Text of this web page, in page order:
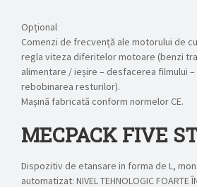
Opțional
Comenzi de frecvență ale motorului de
regla viteza diferitelor motoare (benzi
alimentare / ieșire – desfacerea filmului
rebobinarea resturilor).
Mașină fabricată conform normelor CE.
MECPACK FIVE
Dispozitiv de etansare in forma de L,
automatizat: NIVEL TEHNOLOGIC FOARTE